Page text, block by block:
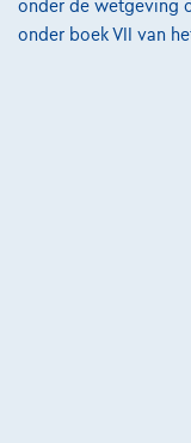
Vergelijk
onder de wetgeving
onder boek VII van